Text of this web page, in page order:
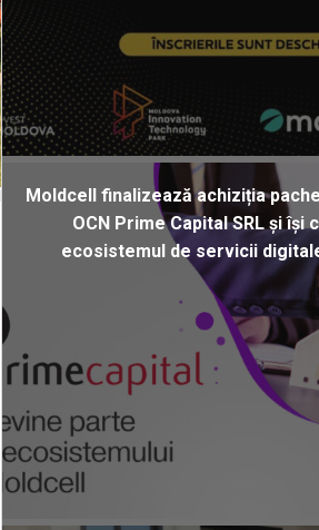
Moldcell finalizează achiziția
OCN Prime Capital SRL și își
ecosistemul de servicii